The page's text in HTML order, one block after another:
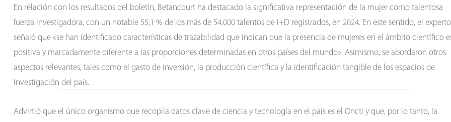
En relación con los resultados del boletín, Betancourt ha destacado la significativa representación de la mujer como talentosa
fuerza investigadora, con un notable 55,1 % de los más de 54.000 talentos de I+D registrados, en 2024. En este sentido, el experto
señaló que «se han identificado características de trazabilidad que indican que la presencia de mujeres en el ámbito científico
positiva y marcadamente diferente a las proporciones determinadas en otros países del mundo». Asimismo, se abordaron otros
aspectos relevantes, tales como el gasto de inversión, la producción científica y la identificación tangible de los espacios de
investigación del país.
Advirtió que el único organismo que recopila datos clave de ciencia y tecnología en el país es el Oncti y que, por lo tanto, la